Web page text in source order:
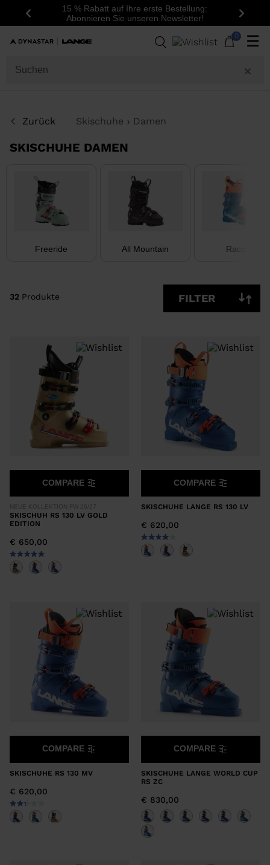
Zurück
15 % Rabatt auf Ihre erste Bestellung:
Abonnieren Sie unseren Newsletter!
0 ☰
Zurück Skischuhe Damen
SKISCHUHE DAMEN
Freeride All Mountain Racing
GESCHLECHT
FARBE
ARTIKEL
32 Produkte FILTER
NEUE KOLLEKTION FW 26/27
SKISCHUH RS 130 LV GOLD
EDITION
€ 650,00
COMPARE
SKISCHUHE LANGE RS 130 LV
€ 620,00
COMPARE
SKISCHUHE RS 130 MV
€ 620,00
COMPARE
SKISCHUHE LANGE WORLD CUP
RS ZC
€ 830,00
COMPARE